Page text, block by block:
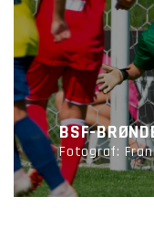
BSF-
Fotograf: